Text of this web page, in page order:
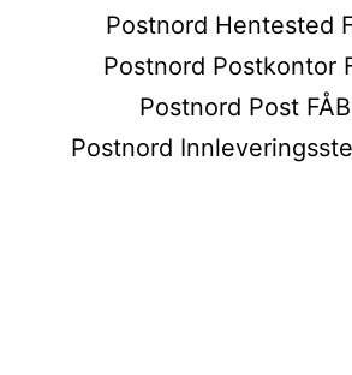
Postnord Hentested
Postnord Postkontor
Postnord Post
Postnord